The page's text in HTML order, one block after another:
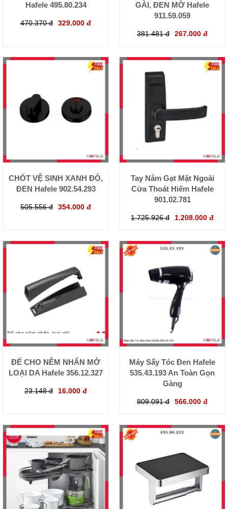
Hafele 495.80.234
470.370 đ 329.000 đ
GÀI, ĐEN MỜ Hafele
911.59.059
381.481 đ 267.000 đ
CHỐT VỆ SINH XANH ĐỎ,
ĐEN Hafele 902.54.293
505.556 đ 354.000 đ
Tay Nắm Gạt Mặt Ngoài
Cửa Thoát Hiểm Hafele
901.02.781
1.725.926 đ 1.208.000 đ
ĐẾ CHO NÊM NHẤN MỞ
LOẠI DA Hafele 356.12.327
23.148 đ 16.000 đ
Máy Sấy Tóc Đen Hafele
535.43.193 An Toàn Gọn
Gàng
809.091 đ 566.000 đ